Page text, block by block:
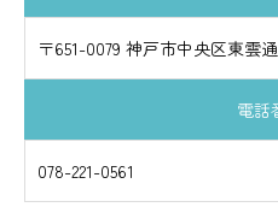
〒651-0079 神戸市中央区東雲
電話
078-221-0561